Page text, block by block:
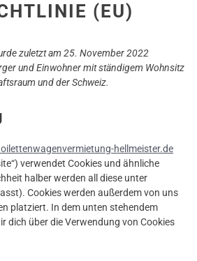
(EU)
zuletzt am 25. November 2022
und Einwohner mit ständigem Wohnsitz
und der Schweiz.
hellmeister.de
verwendet Cookies und ähnliche
halber werden all diese unter
Cookies werden außerdem von uns
platziert. In dem unten stehendem
dich über die Verwendung von Cookies